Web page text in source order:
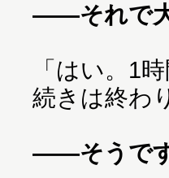
――それで
「はい。1
続きは終わ
――そうで